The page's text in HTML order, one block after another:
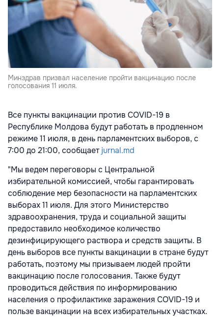
Минздрав призвал население пройти вакцинацию после
голосования 11 июля.
Все пункты вакцинации против COVID-19 в
Республике Молдова будут работать в продленном
режиме 11 июля, в день парламентских выборов, с
7:00 до 21:00, сообщаетjurnal.md
"Мы ведем переговоры с Центральной
избирательной комиссией, чтобы гарантировать
соблюдение мер безопасности на парламентских
выборах 11 июля. Для этого Министерство
здравоохранения, труда и социальной защиты
предоставило необходимое количество
дезинфицирующего раствора и средств защиты. В
день выборов все пункты вакцинации в стране будут
работать, поэтому мы призываем людей пройти
вакцинацию после голосования. Также будут
проводиться действия по информированию
населения о профилактике заражения COVID-19 и
пользе вакцинации на всех избирательных участках.